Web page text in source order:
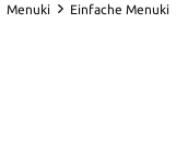
Menuki Einfache Menuki